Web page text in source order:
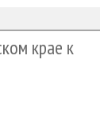
крае к